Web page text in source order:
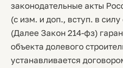
законодательные акты
(с изм. и доп., вступ. в силу
(Далее Закон 214-фз)
объекта долевого
устанавливается